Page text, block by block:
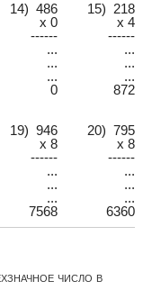
14) 486
15) 218
x 0
x 4
------
------
...
...
...
...
...
...
0 872
19) 946
20) 795
x 8
x 8
------
------
...
...
...
...
...
...
7568 6360
число в